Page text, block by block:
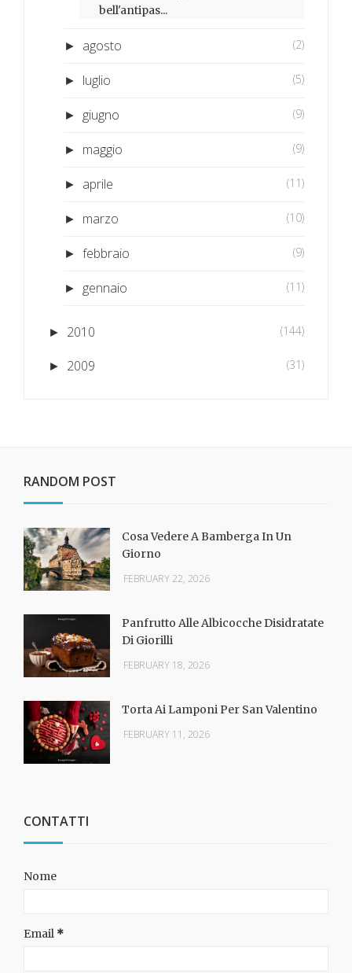
bell'antipas...
► agosto (2)
► luglio (5)
► giugno (9)
► maggio (9)
► aprile (11)
► marzo (10)
► febbraio (9)
► gennaio (11)
► 2010 (144)
► 2009 (31)
RANDOM POST
Cosa Vedere A Bamberga In Un
Giorno
FEBRUARY 22, 2026
Panfrutto Alle Albicocche Disidratate
Di Giorilli
FEBRUARY 18, 2026
Torta Ai Lamponi Per San Valentino
FEBRUARY 11, 2026
CONTATTI
Nome
Email *